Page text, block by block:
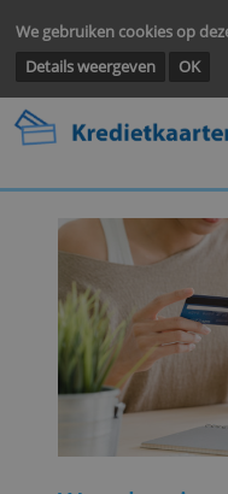
We gebruiken cookies
Details weergeven